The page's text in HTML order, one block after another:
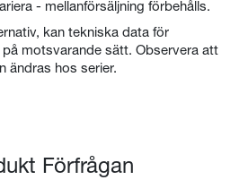
- mellanförsäljning förbehålls.
kan tekniska data för
motsvarande sätt. Observera att
ändras hos serier.
Förfrågan